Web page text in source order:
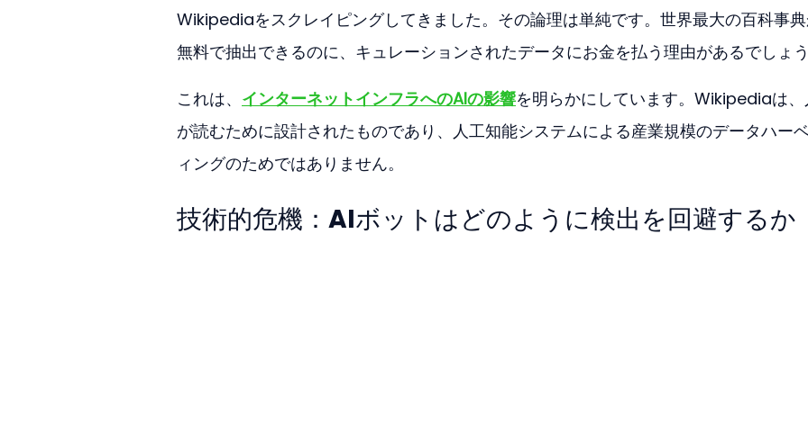
Wikipediaをスクレイピングしてきました。その論理は単純です。世界最大の百科事
無料で抽出できるのに、キュレーションされたデータにお金を払う理由があるでしょ
これは、 インターネットインフラへのAIの影響を明らかにしています。Wikipediaは
が読むために設計されたものであり、人工知能システムによる産業規模のデータハー
ィングのためではありません。
技術的危機：AIボットはどのように検出を回避するか